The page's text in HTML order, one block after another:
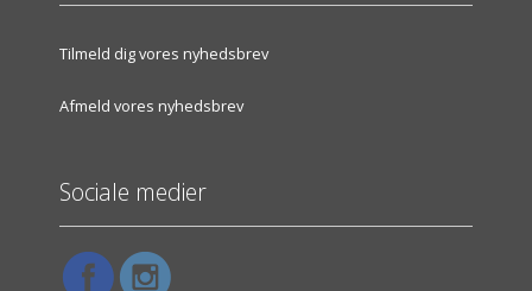
Tilmeld dig vores nyhedsbrev
Afmeld vores nyhedsbrev
Sociale medier